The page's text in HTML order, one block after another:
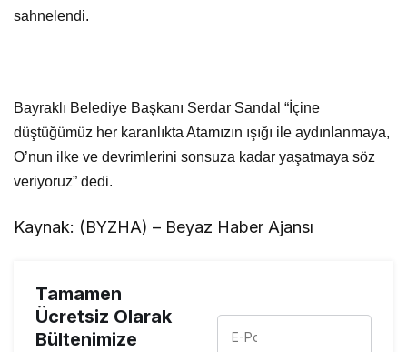
sahnelendi.
Bayraklı Belediye Başkanı Serdar Sandal “İçine
düştüğümüz her karanlıkta Atamızın ışığı ile aydınlanmaya,
O’nun ilke ve devrimlerini sonsuza kadar yaşatmaya söz
veriyoruz” dedi.
Kaynak: (BYZHA) – Beyaz Haber Ajansı
Tamamen
Ücretsiz Olarak
Bültenimize